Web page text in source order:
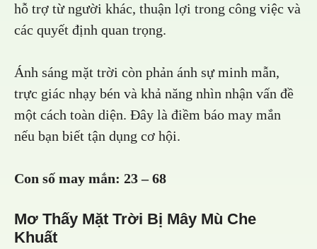
hỗ trợ từ người khác, thuận lợi trong công việc và
các quyết định quan trọng.
Ánh sáng mặt trời còn phản ánh sự minh mẫn,
trực giác nhạy bén và khả năng nhìn nhận vấn đề
một cách toàn diện. Đây là điềm báo may mắn
nếu bạn biết tận dụng cơ hội.
Con số may mắn: 23 – 68
Mơ Thấy Mặt Trời Bị Mây Mù Che
Khuất